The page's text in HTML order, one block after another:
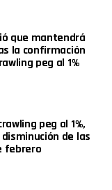
que mantendrá
la confirmación
peg al 1%
peg al 1%,
de las
febrero